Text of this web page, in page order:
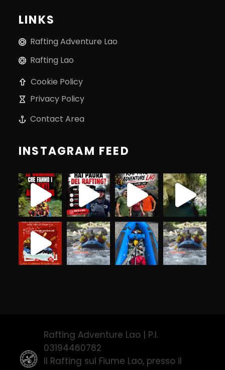
LINKS
Rafting Adventure Lao
Rafting Lao
Cookie Policy
Privacy Policy
Contact Area
INSTAGRAM FEED
Rafting Adventure Lao | P.I.
03194460782
Il Rafting sul Fiume Lao, presso il